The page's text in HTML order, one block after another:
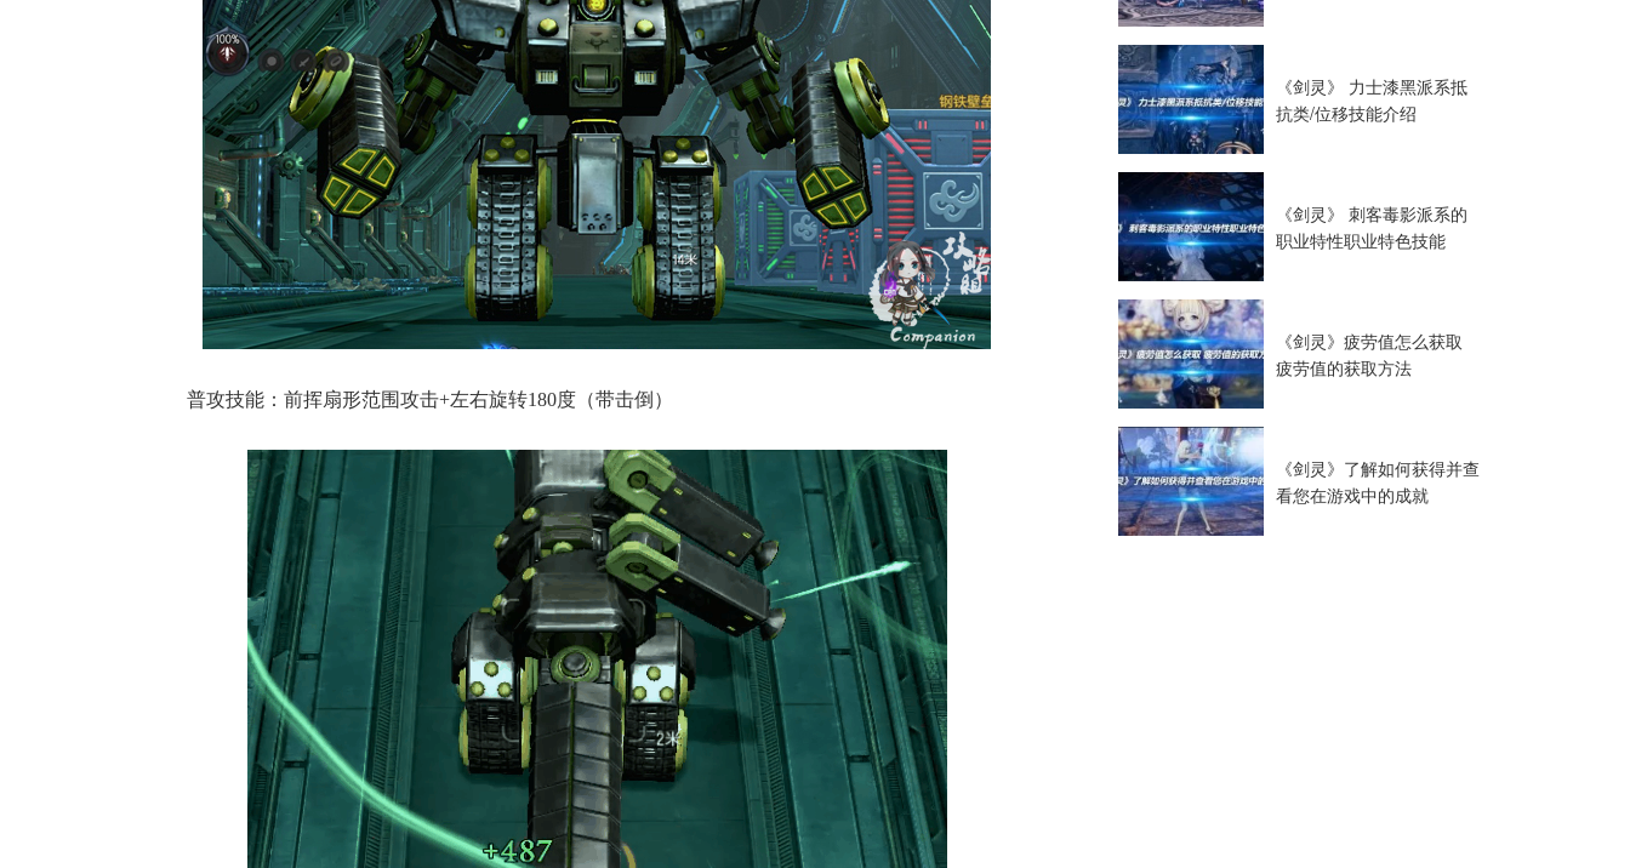
普攻技能：前挥扇形范围攻击+左右旋转180度（带击倒）
《剑灵》 力士漆黑派系抵
抗类/位移技能介绍
《剑灵》 刺客毒影派系的
职业特性职业特色技能
《剑灵》疲劳值怎么获取
疲劳值的获取方法
《剑灵》了解如何获得并查
看您在游戏中的成就